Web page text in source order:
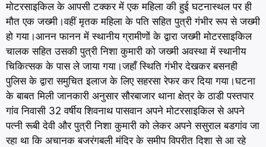
मोटरसाइकिल के आपसी टक्कर में एक महिला की हुई घटनास्थल पर ही
मौत एक जख्मी।वहीं मृतक महिला के पति सहित पुत्री गंभीर रूप से जख्मी
हो गया।आनन फानन में स्थानीय ग्रामीणों के द्वारा जख्मी मोटरसाइकिल
चालक सहित उसकी पुत्री निशा कुमारी को जख्मी अवस्था में स्थानीय
चिकित्सक के पास ले जाया गया।जहाँ स्थिति गंभीर देखकर बसनही
पुलिस के द्वारा समुचित इलाज के लिए सहरसा रेफर कर दिया गया।घटना
के बाबत मिली जानकारी अनुसार सौरबाजार थाना क्षेत्र के ठाडी पस्तपार
गांव निवासी 32 वर्षीय शिवनाथ पासवान अपने मोटरसाइकिल से अपने
पत्नी रूबी देवी और पुत्री निशा कुमारी को लेकर अपने ससुराल बडगांव जा
रहा था कि अचानक बजरंगबली मंदिर के समीप विपरीत दिशा से आ रहे